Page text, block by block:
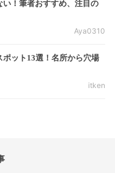
い！筆者おすすめ、注目の
Aya0310
ポット13選！名所から穴場
itken